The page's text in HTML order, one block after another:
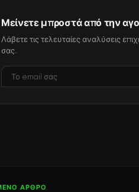
Μείνετε μπροστά από την
Λάβετε τις τελευταίες αναλύσεις
σας.
ΆΡΘΡΟ